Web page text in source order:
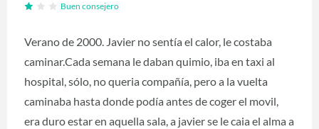
Buen consejero
Verano de 2000. Javier no sentía el calor, le costaba
caminar.Cada semana le daban quimio, iba en taxi al
hospital, sólo, no queria compañía, pero a la vuelta
caminaba hasta donde podía antes de coger el movil,
era duro estar en aquella sala, a javier se le caia el alma a